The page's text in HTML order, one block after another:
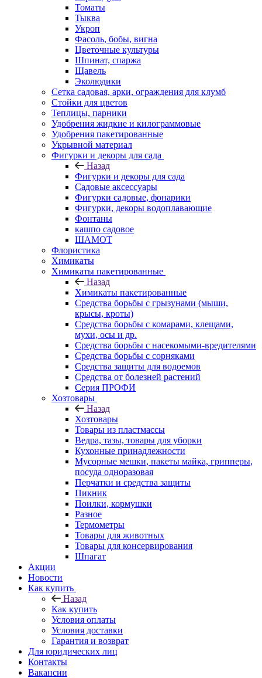
Томаты
Тыква
Укроп
Фасоль, бобы, вигна
Цветочные культуры
Шпинат, спаржа
Щавель
Эколюдики
Сетка садовая, арки, ограждения для клумб
Стойки для цветов
Теплицы, парники
Удобрения жидкие и килограммовые
Удобрения пакетированные
Укрывной материал
Фигурки и декоры для сада
Назад
Фигурки и декоры для сада
Садовые аксессуары
Фигурки садовые, фонарики
Фигурки, декоры водоплавающие
Фонтаны
кашпо садовое
ШАМОТ
Флористика
Химикаты
Химикаты пакетированные
Назад
Химикаты пакетированные
Средства борьбы с грызунами (мыши,
крысы, кроты)
Средства борьбы с комарами, клещами,
мухи, осы и др.
Средства борьбы с насекомыми-вредителями
Средства борьбы с сорняками
Средства защиты для водоемов
Средства от болезней растений
Серия ПРОФИ
Хозтовары
Назад
Хозтовары
Товары из пластмассы
Ведра, тазы, товары для уборки
Кухонные принадлежности
Мусорные мешки, пакеты майка, грипперы,
посуда одноразовая
Перчатки и средства защиты
Пикник
Поилки, кормушки
Разное
Термометры
Товары для животных
Товары для консервирования
Шпагат
Акции
Новости
Как купить
Назад
Как купить
Условия оплаты
Условия доставки
Гарантия и возврат
Для юридических лиц
Контакты
Вакансии